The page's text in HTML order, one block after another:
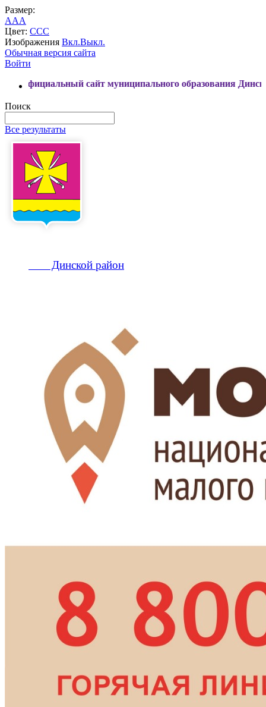
Размер:
AAA
Цвет: CCC
Изображения Вкл.Выкл.
Обычная версия сайта
Войти
сайт муниципального образования Динской район
Поиск
Все результаты
Динской район